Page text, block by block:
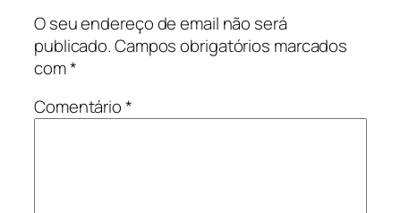
O seu endereço de email não será
publicado.Campos obrigatórios marcados
com*
Comentário*